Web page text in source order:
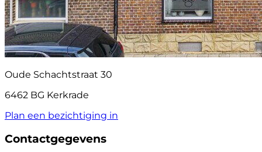
Oude Schachtstraat 30
6462 BG Kerkrade
Plan een bezichtiging in
Contactgegevens